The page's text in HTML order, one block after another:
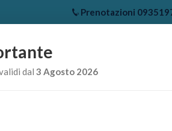
Prenotazioni
Crociere
dal 3 Agosto 2026